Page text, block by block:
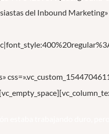
del Inbound Marketing»